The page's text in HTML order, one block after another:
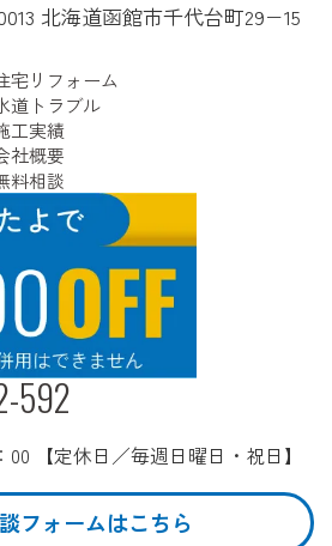
北海道函館市千代台町29−15
宅リフォーム
道トラブル
工実績
社概要
料相談
592
00 【定休日／毎週日曜日・祝日】
フォームはこちら